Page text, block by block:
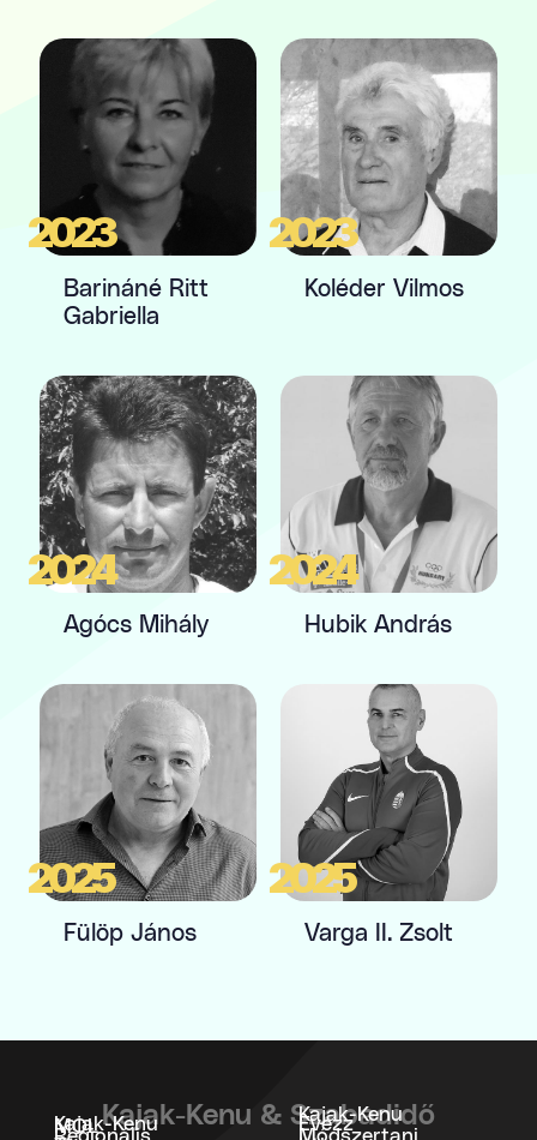
2023
Barináné Ritt
Gabriella
2023
Koléder Vilmos
2024
Agócs Mihály
2024
Hubik András
2025
Fülöp János
2025
Varga II. Zsolt
Kajak-Kenu & Szabadidő
Kajak-Kenu
Evezz
Kajak-Kenu
MOL